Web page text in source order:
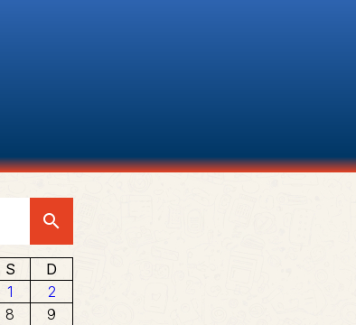
search
S
D
1
2
8
9